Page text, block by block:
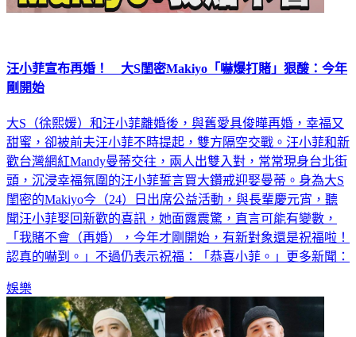
汪小菲宣布再婚！ 大S閨密Makiyo「嚇爆打賭」狠酸：今年
剛開始
大S（徐熙媛）和汪小菲離婚後，與舊愛具俊曄再婚，幸福又
甜蜜，卻被前夫汪小菲不時提起，雙方隔空交戰。汪小菲和新
歡台灣網紅Mandy曼蒂交往，兩人出雙入對，常常現身台北街
頭，沉浸幸福氛圍的汪小菲誓言買大鑽戒迎娶曼蒂。身為大S
閨密的Makiyo今（24）日出席公益活動，與長輩慶元宵，聽
聞汪小菲娶回新歡的喜訊，她面露震驚，直言可能有變數，
「我賭不會（再婚），今年才剛開始，有新對象還是祝福啦！
認真的嚇到。」不過仍表示祝福：「恭喜小菲。」更多新聞：
娛樂